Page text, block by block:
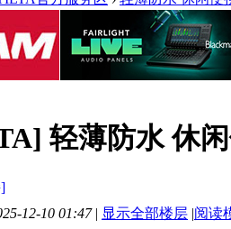
轻薄防水 休
12-10 01:47 | 显示全部楼层 |阅读